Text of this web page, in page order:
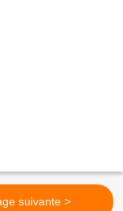
suivante >